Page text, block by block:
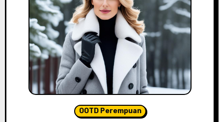
OOTD Perempuan